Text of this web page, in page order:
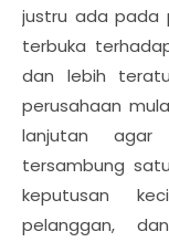
justru ada pada
terbuka
dan lebih
perusahaan
lanjutan agar
tersambung
keputusan
pelanggan,